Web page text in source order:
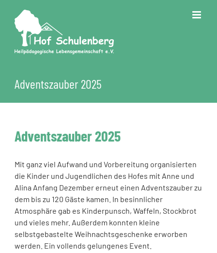
Inhalt
springen
Adventszauber 2025
Adventszauber 2025
Mit ganz viel Aufwand und Vorbereitung organisierten
die Kinder und Jugendlichen des Hofes mit Anne und
Alina Anfang Dezember erneut einen Adventszauber zu
dem bis zu 120 Gäste kamen. In besinnlicher
Atmosphäre gab es Kinderpunsch, Waffeln, Stockbrot
und vieles mehr. Außerdem konnten kleine
selbstgebastelte Weihnachtsgeschenke erworben
werden. Ein vollends gelungenes Event.